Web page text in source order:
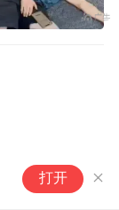
打开